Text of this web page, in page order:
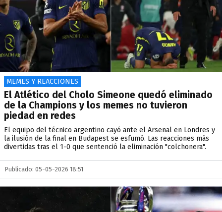
MEMES Y REACCIONES
El Atlético del Cholo Simeone quedó eliminado
de la Champions y los memes no tuvieron
piedad en redes
El equipo del técnico argentino cayó ante el Arsenal en Londres y
la ilusión de la final en Budapest se esfumó. Las reacciones más
divertidas tras el 1-0 que sentenció la eliminación "colchonera".
Publicado: 05-05-2026 18:51